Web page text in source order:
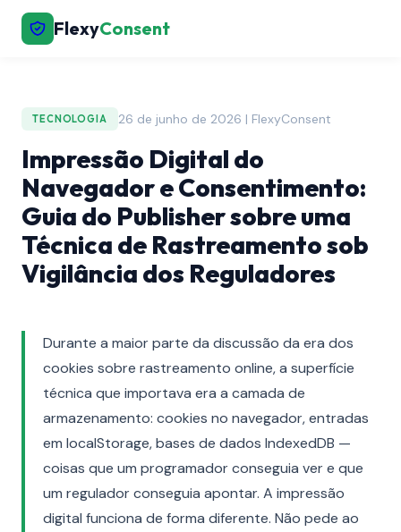
FlexyConsent
TECNOLOGIA 26 de junho de 2026 | FlexyConsent
Impressão Digital do
Navegador e Consentimento:
Guia do Publisher sobre uma
Técnica de Rastreamento sob
Vigilância dos Reguladores
Durante a maior parte da discussão da era dos
cookies sobre rastreamento online, a superfície
técnica que importava era a camada de
armazenamento: cookies no navegador, entradas
em localStorage, bases de dados IndexedDB —
coisas que um programador conseguia ver e que
um regulador conseguia apontar. A impressão
digital funciona de forma diferente. Não pede ao